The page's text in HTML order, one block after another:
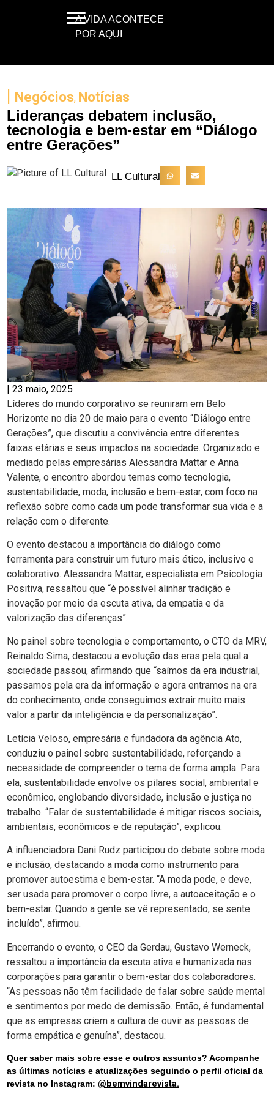
A VIDA ACONTECE
POR AQUI
| Negócios, Notícias
Lideranças debatem inclusão,
tecnologia e bem-estar em “Diálogo
entre Gerações”
LL Cultural
| 23 maio, 2025
Líderes do mundo corporativo se reuniram em Belo
Horizonte no dia 20 de maio para o evento “Diálogo entre
Gerações”, que discutiu a convivência entre diferentes
faixas etárias e seus impactos na sociedade. Organizado e
mediado pelas empresárias Alessandra Mattar e Anna
Valente, o encontro abordou temas como tecnologia,
sustentabilidade, moda, inclusão e bem-estar, com foco na
reflexão sobre como cada um pode transformar sua vida e a
relação com o diferente.
O evento destacou a importância do diálogo como
ferramenta para construir um futuro mais ético, inclusivo e
colaborativo. Alessandra Mattar, especialista em Psicologia
Positiva, ressaltou que “é possível alinhar tradição e
inovação por meio da escuta ativa, da empatia e da
valorização das diferenças”.
No painel sobre tecnologia e comportamento, o CTO da MRV,
Reinaldo Sima, destacou a evolução das eras pela qual a
sociedade passou, afirmando que “saímos da era industrial,
passamos pela era da informação e agora entramos na era
do conhecimento, onde conseguimos extrair muito mais
valor a partir da inteligência e da personalização”.
Letícia Veloso, empresária e fundadora da agência Ato,
conduziu o painel sobre sustentabilidade, reforçando a
necessidade de compreender o tema de forma ampla. Para
ela, sustentabilidade envolve os pilares social, ambiental e
econômico, englobando diversidade, inclusão e justiça no
trabalho. “Falar de sustentabilidade é mitigar riscos sociais,
ambientais, econômicos e de reputação”, explicou.
A influenciadora Dani Rudz participou do debate sobre moda
e inclusão, destacando a moda como instrumento para
promover autoestima e bem-estar. “A moda pode, e deve,
ser usada para promover o corpo livre, a autoaceitação e o
bem-estar. Quando a gente se vê representado, se sente
incluído”, afirmou.
Encerrando o evento, o CEO da Gerdau, Gustavo Werneck,
ressaltou a importância da escuta ativa e humanizada nas
corporações para garantir o bem-estar dos colaboradores.
“As pessoas não têm facilidade de falar sobre saúde mental
e sentimentos por medo de demissão. Então, é fundamental
que as empresas criem a cultura de ouvir as pessoas de
forma empática e genuína”, destacou.
Quer saber mais sobre esse e outros assuntos? Acompanhe
as últimas notícias e atualizações seguindo o perfil oficial da
revista no Instagram: @bemvindarevista.